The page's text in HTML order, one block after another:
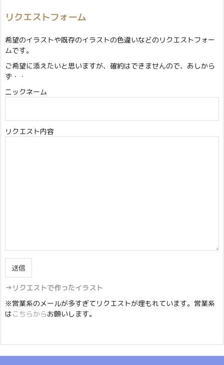
リクエストフォーム
希望のイラストや既存のイラストの色違いなどのリクエストフォー
ムです。
ご希望に添えたいと思いますが、確約はできませんので、あしから
ず・・
ニックネーム
リクエスト内容
→リクエストで作ったイラスト
※営業系のメールが多すぎてリクエストが埋もれています。営業系
はこちらからお願いします。